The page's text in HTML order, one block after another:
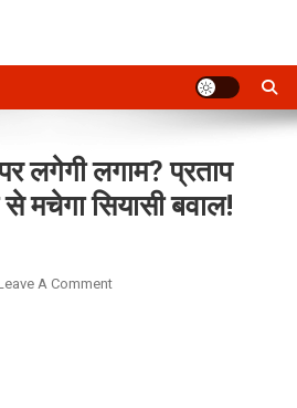
लगेगी लगाम? प्रताप
मचेगा सियासी बवाल!
A CommentOn